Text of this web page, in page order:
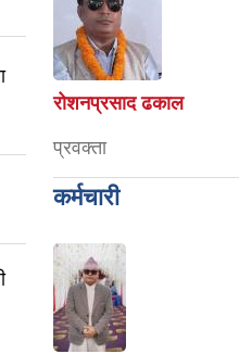
रोशनप्रसाद ढकाल
प्रवक्ता
कर्मचारी